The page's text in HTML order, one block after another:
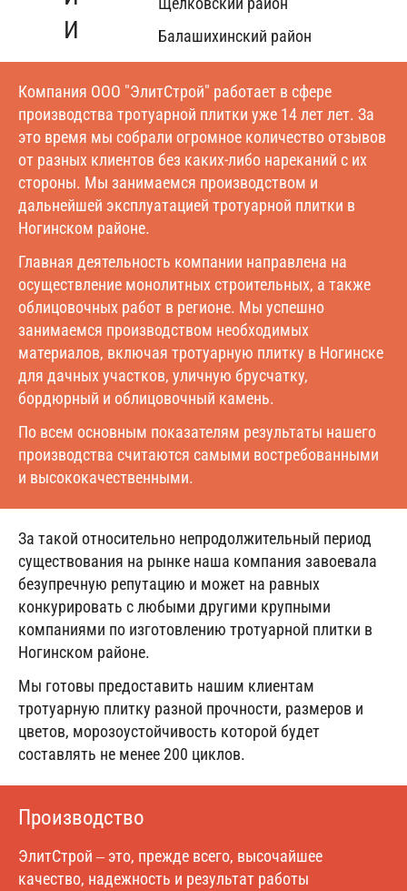
Компания ООО "ЭлитСтрой" работает в сфере
производства тротуарной плитки уже 14 лет лет. За
это время мы собрали огромное количество отзывов
от разных клиентов без каких-либо нареканий с их
стороны. Мы занимаемся производством и
дальнейшей эксплуатацией тротуарной плитки в
Ногинском районе.
Главная деятельность компании направлена на
осуществление монолитных строительных, а также
облицовочных работ в регионе. Мы успешно
занимаемся производством необходимых
материалов, включая тротуарную плитку в Ногинске
для дачных участков, уличную брусчатку,
бордюрный и облицовочный камень.
По всем основным показателям результаты нашего
производства считаются самыми востребованными
и высококачественными.
Балашихинский район
Производство
ЭлитСтрой – это, прежде всего, высочайшее
качество, надежность и результат работы
За такой относительно непродолжительный период
существования на рынке наша компания завоевала
безупречную репутацию и может на равных
конкурировать с любыми другими крупными
компаниями по изготовлению тротуарной плитки в
Ногинском районе.
Мы готовы предоставить нашим клиентам
тротуарную плитку разной прочности, размеров и
цветов, морозоустойчивость которой будет
составлять не менее 200 циклов.